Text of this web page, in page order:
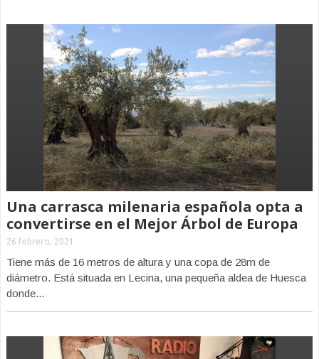
Una carrasca milenaria española opta a
convertirse en el Mejor Árbol de Europa
26 febrero, 2021
Tiene más de 16 metros de altura y una copa de 28m de
diámetro. Está situada en Lecina, una pequeña aldea de Huesca
donde...